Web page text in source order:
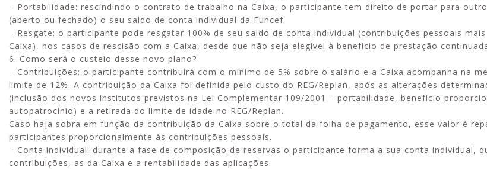
– Portabilidade: rescindindo o contrato de trabalho na Caixa, o participante tem direito de portar para
(aberto ou fechado) o seu saldo de conta individual da Funcef.
– Resgate: o participante pode resgatar 100% de seu saldo de conta individual (contribuições pessoais
Caixa), nos casos de rescisão com a Caixa, desde que não seja elegível à benefício de prestação
6. Como será o custeio desse novo plano?
– Contribuições: o participante contribuirá com o mínimo de 5% sobre o salário e a Caixa acompanha na
limite de 12%. A contribuição da Caixa foi definida pelo custo do REG/Replan, após as alterações
(inclusão dos novos institutos previstos na Lei Complementar 109/2001 – portabilidade, benefício
autopatrocínio) e a retirada do limite de idade no REG/Replan.
Caso haja sobra em função da contribuição da Caixa sobre o total da folha de pagamento, esse valor é
participantes proporcionalmente às contribuições pessoais.
– Conta individual: durante a fase de composição de reservas o participante forma a sua conta individual,
contribuições, as da Caixa e a rentabilidade das aplicações.